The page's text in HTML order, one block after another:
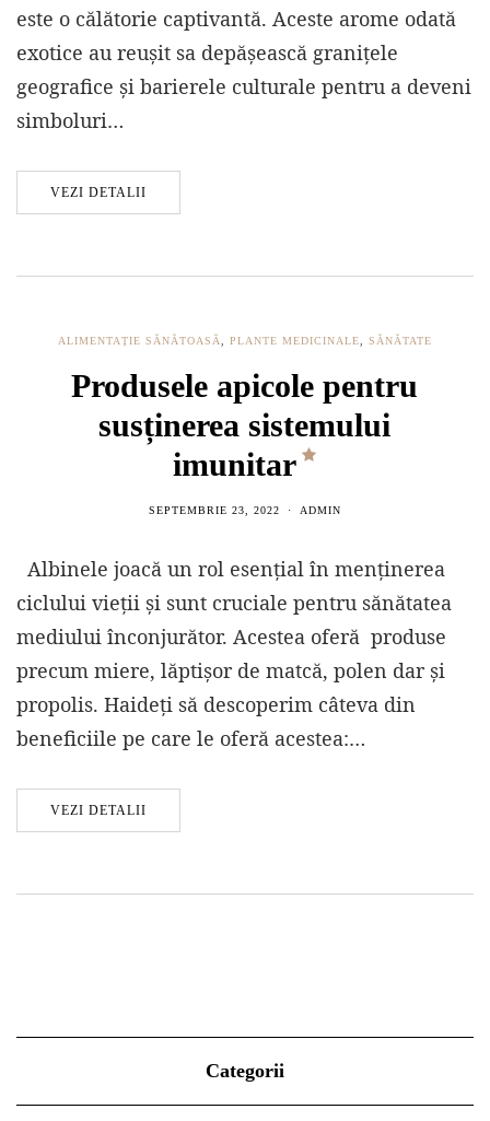
este o călătorie captivantă. Aceste arome odată
exotice au reușit sa depășească granițele
geografice și barierele culturale pentru a deveni
simboluri…
VEZI DETALII
ALIMENTAȚIE SĂNĂTOASĂ PLANTE MEDICINALE SĂNĂTATE
Produsele apicole pentru
susținerea sistemului
imunitar
SEPTEMBRIE 23, 2022 ADMIN
Albinele joacă un rol esențial în menținerea
ciclului vieții și sunt cruciale pentru sănătatea
mediului înconjurător. Acestea oferă produse
precum miere, lăptișor de matcă, polen dar și
propolis. Haideți să descoperim câteva din
beneficiile pe care le oferă acestea:…
VEZI DETALII
Categorii